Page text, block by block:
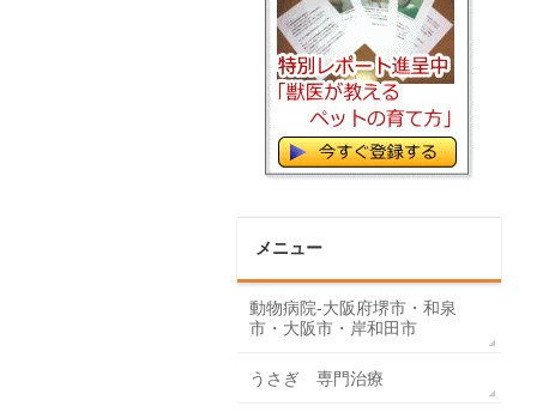
メニュー
動物病院-大阪府堺市・和泉
市・大阪市・岸和田市
うさぎ 専門治療